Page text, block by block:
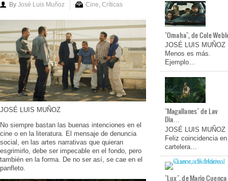
By José Luis Muñoz Cine Críticas
JOSÉ LUIS MUÑOZ
No siempre bastan las buenas intenciones en el
cine o en la literatura. El mensaje de denuncia
social, en las artes narrativas que quieran
esgrimirlo, debe ser impecable en el fondo, pero
también en la forma. De no ser así, se cae en el
panfleto.
"Omaha", de Cole
JOSÉ LUIS MUÑOZ
Menos es más.
Ejemplo…
"Magallanes" de Lav
Dia…
JOSÉ LUIS MUÑOZ
Feliz coincidencia en
cartelera…
"Lux", de Mario Cuenca